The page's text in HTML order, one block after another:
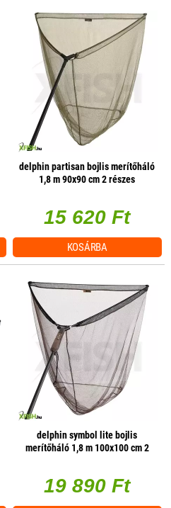
delphin partisan bojlis merítőháló
1,8 m 90x90 cm 2 részes
15 620 Ft
KOSÁRBA
delphin symbol lite bojlis
merítőháló 1,8 m 100x100 cm 2
19 890 Ft